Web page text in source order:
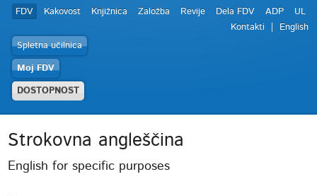
FDV Kakovost Knjižnica Založba Revije Dela FDV ADP
UL
Kontakti
English
Spletna učilnica
Moj FDV
DOSTOPNOST
Strokovna angleščina
English for specific purposes